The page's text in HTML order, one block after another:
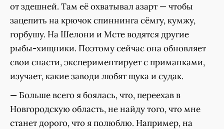
от здешней. Там её охватывал азарт — чтобы
зацепить на крючок спиннинга сёмгу, кумжу,
горбушу. На Шелони и Мсте водятся другие
рыбы-хищники. Поэтому сейчас она обновляет
свои снасти, экспериментирует с приманками,
изучает, какие заводи любят щука и судак.
— Больше всего я боялась, что, переехав в
Новгородскую область, не найду того, что мне
станет дорого, что я полюблю. Например, на